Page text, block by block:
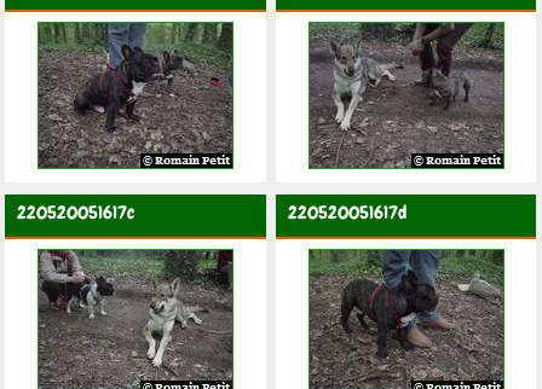
220520051617c 220520051617d